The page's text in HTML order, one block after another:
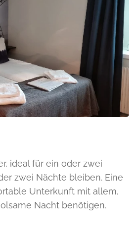
ideal für ein oder zwei
zwei Nächte bleiben. Eine
Unterkunft mit allem,
Nacht benötigen.